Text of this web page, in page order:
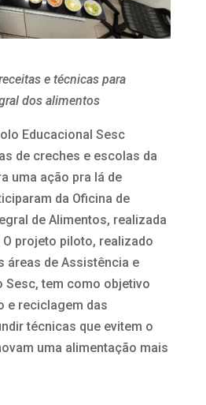
e técnicas para
dos alimentos
Educacional Sesc
de creches e escolas da
uma ação pra lá de
da Oficina de
de Alimentos, realizada
O projeto piloto, realizado
áreas de Assistência e
Sesc, tem como objetivo
e reciclagem das
técnicas que evitem o
uma alimentação mais